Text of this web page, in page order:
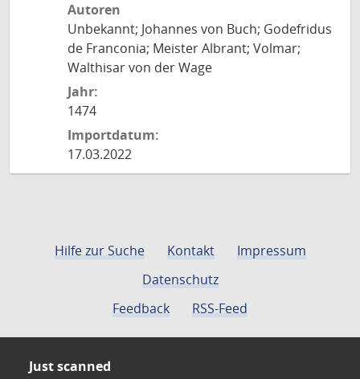
Autoren
Unbekannt; Johannes von Buch; Godefridus
de Franconia; Meister Albrant; Volmar;
Walthisar von der Wage
Jahr:
1474
Importdatum:
17.03.2022
Hilfe zur Suche Kontakt
Impressum
Datenschutz
Feedback
RSS-Feed
Just scanned